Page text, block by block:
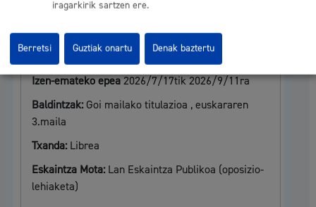
lehiaketa)
Cristina Enea Fundazioa: Kultura- Eta
Izen-emateko epea2026/7/17tik 2026/9/11ra
Baldintzak: Goi mailako titulazioa , euskararen
3.maila
Txanda: Librea
Eskaintza Mota: Lan Eskaintza Publikoa (oposizio-
lehiaketa)
iragarkirik sartzen ere.
Denak baztertu
Berretsi Guztiak onartu